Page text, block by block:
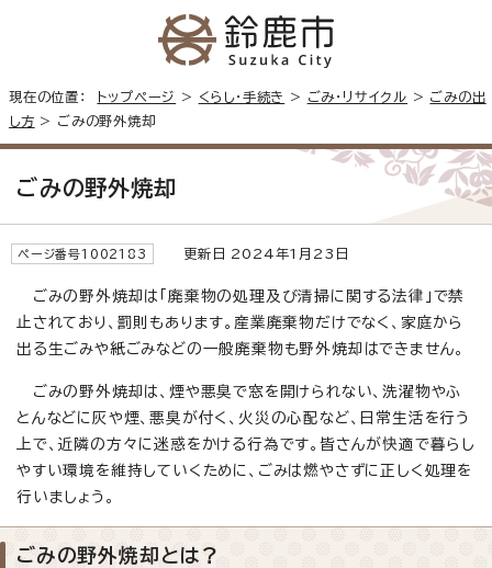
現在の位置： トップページ > くらし・手続き > ごみ・リサイクル > ごみの出
し方 > ごみの野外焼却
ごみの野外焼却
ページ番号1002183 更新日 2024年1月23日
ごみの野外焼却は「廃棄物の処理及び清掃に関する法律」で禁
止されており、罰則もあります。産業廃棄物だけでなく、家庭から
出る生ごみや紙ごみなどの一般廃棄物も野外焼却はできません。
ごみの野外焼却は、煙や悪臭で窓を開けられない、洗濯物やふ
とんなどに灰や煙、悪臭が付く、火災の心配など、日常生活を行う
上で、近隣の方々に迷惑をかける行為です。皆さんが快適で暮らし
やすい環境を維持していくために、ごみは燃やさずに正しく処理を
行いましょう。
ごみの野外焼却とは？